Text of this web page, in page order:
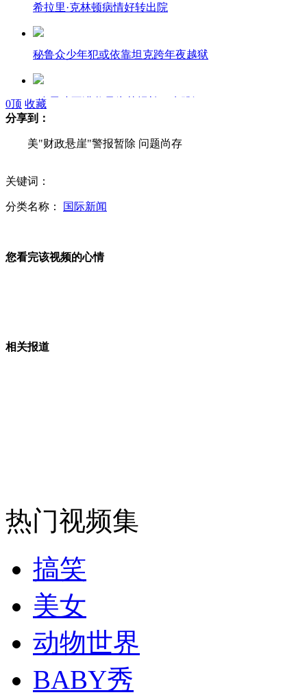
希拉里·克林顿病情好转出院
秘鲁众少年犯或依靠坦克跨年夜越狱
8岁男孩不满父母为其报补习班跳河
小伙为求业绩冒寒光膀子发传单
外交部：有关国家言论片面不公正
安徽一实载49人客车翻车
走！跟着总书记去植树
0顶 收藏
分享到：
美"财政悬崖"警报暂除 问题尚存
关键词：
分类名称： 国际新闻
您看完该视频的心情
相关报道
热门视频集
搞笑
美女
动物世界
BABY秀